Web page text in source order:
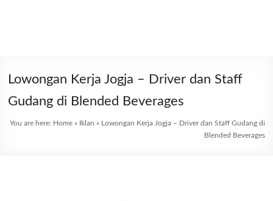
Lowongan Kerja Jogja – Driver dan Staff
Gudang di Blended Beverages
You are here: Home» Iklan » Lowongan Kerja Jogja – Driver dan Staff Gudang di
Blended Beverages